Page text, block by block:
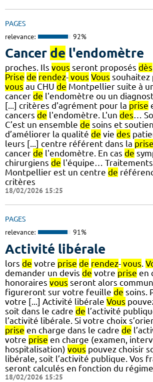
PAGES
relevance: 92%
Cancer de l'endomètre
proches. Ils vous seront proposés dès
Prise de rendez- vous Vous souhaitez
vous au CHU de Montpellier suite à
cancer de l'endomètre ou un
[...] critères d'agrément pour la prise
cancers de l'endomètre. L'un des…
C’est un ensemble de soins et
d’améliorer la qualité de vie des
leurs [...] centre référent dans la prise
cancer de l'endomètre. En cas de
chirurgiens de l'équipe… Traitements
Montpellier est un centre de
critères
18/02/2026 15:25
PAGES
relevance: 91%
Activité libérale
lors de votre prise de rendez- vous
demander un devis de votre prise en
honoraires vous seront alors
figureront sur votre feuille de soins.
votre [...] Activité libérale Vous
soit dans le cadre de l’activité
l’activité libérale. Si votre choix
prise en charge dans le cadre de
votre prise en charge (examen,
hospitalisation) vous pouvez choisir
libérale, soit l’activité publique. Vos
seront calculés en fonction du
18/02/2026 15:25